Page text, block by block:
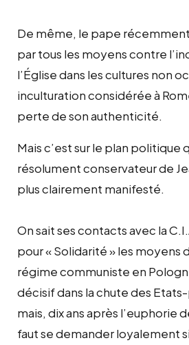
De même, le pape
par tous les moyens contre
l’Église dans les cultures non
inculturation considérée à
perte de son authenticité.
Mais c’est sur le plan politique
résolument conservateur de
plus clairement manifesté.
On sait ses contacts avec la
pour « Solidarité » les moyens
régime communiste en
décisif dans la chute des Etats-
mais, dix ans après l’euphorie
faut se demander loyalement